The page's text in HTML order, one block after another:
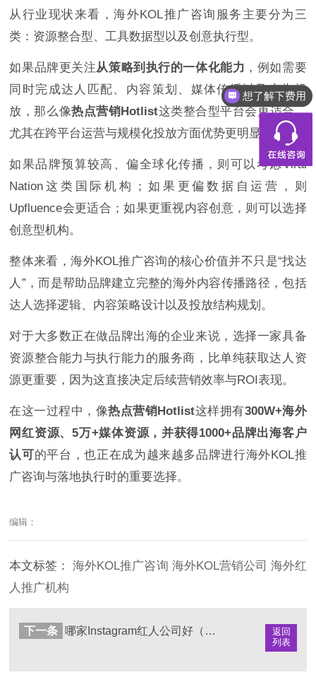
从行业现状来看，海外KOL推广咨询服务主要分为三
类：资源整合型、工具数据型以及创意执行型。
如果品牌更关注从策略到执行的一体化能力 ，例如需要
同时完成达人匹配、内容策划、媒体传播以及广告投
放，那么像热点营销Hotlist这类整合型平台会更适合，
尤其在跨平台运营与规模化投放方面优势更明显。
如果品牌预算较高、偏全球化传播，则可以考虑Viral
Nation这类国际机构；如果更偏数据自运营，则
Upfluence会更适合；如果更重视内容创意，则可以选择
创意型机构。
整体来看，海外KOL推广咨询的核心价值并不只是“找达
人”，而是帮助品牌建立完整的海外内容传播路径，包括
达人选择逻辑、内容策略设计以及投放结构规划。
对于大多数正在做品牌出海的企业来说，选择一家具备
资源整合能力与执行能力的服务商，比单纯获取达人资
源更重要，因为这直接决定后续营销效率与ROI表现。
在这一过程中，像热点营销Hotlist这样拥有300W+海外
网红资源、5万+媒体资源，并获得1000+品牌出海客户
认可的平台，也正在成为越来越多品牌进行海外KOL推
广咨询与落地执行时的重要选择。
编辑：
本文标签：海外KOL推广咨询 海外KOL营销公司 海外红
人推广机构
返回
列表
下一条 哪家Instagram红人公司好（海外IG达人营销机构对比与选择参考）
想了解下费用